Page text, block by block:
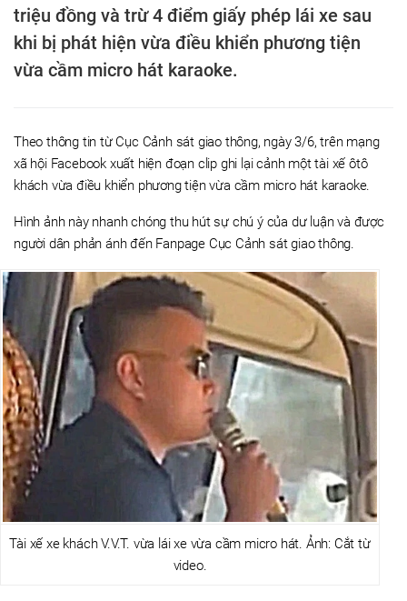
triệu đồng và trừ 4 điểm giấy phép lái xe sau
khi bị phát hiện vừa điều khiển phương tiện
vừa cầm micro hát karaoke.
Theo thông tin từ Cục Cảnh sát giao thông, ngày 3/6, trên mạng
xã hội Facebook xuất hiện đoạn clip ghi lại cảnh một tài xế ôtô
khách vừa điều khiển phương tiện vừa cầm micro hát karaoke.
Hình ảnh này nhanh chóng thu hút sự chú ý của dư luận và được
người dân phản ánh đến Fanpage Cục Cảnh sát giao thông.
Tài xế xe khách V.V.T. vừa lái xe vừa cầm micro hát. Ảnh: Cắt từ
video.